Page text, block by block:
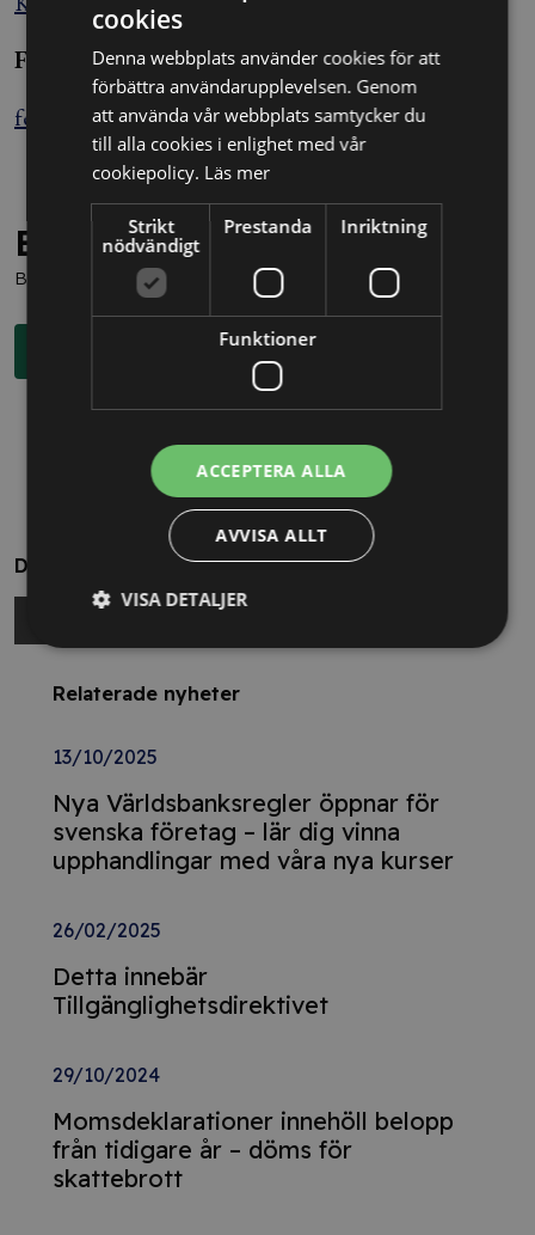
Felix Sjöberg
felix.sjoberg@alltomjuridik.se
Behöver du juridisk hjälp?
Boka en kostnadsfri konsultation direkt via knappen nedan.
Dela
Relaterade nyheter
13/10/2025
Nya Världsbanksregler öppnar för
svenska företag – lär dig vinna
upphandlingar med våra nya kurser
26/02/2025
Detta innebär
Tillgänglighetsdirektivet
29/10/2024
Momsdeklarationer innehöll belopp
från tidigare år – döms för
skattebrott
cookies
Denna webbplats använder cookies för att
förbättra användarupplevelsen. Genom
att använda vår webbplats samtycker du
till alla cookies i enlighet med vår
cookiepolicy. Läs mer
Strikt
nödvändigt
Prestanda Inriktning
Funktioner
ACCEPTERA ALLA
AVVISA ALLT
VISA DETALJER